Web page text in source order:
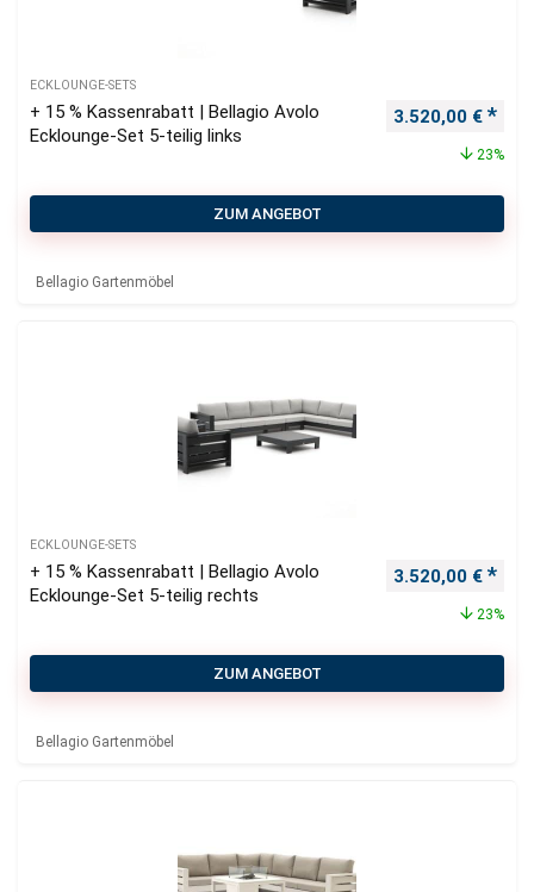
ECKLOUNGE-SETS
+ 15 % Kassenrabatt | Bellagio Avolo
Ecklounge-Set 5-teilig links
Ursprünglicher
3.520,00 €
23%
ZUM ANGEBOT
Bellagio Gartenmöbel
ECKLOUNGE-SETS
+ 15 % Kassenrabatt | Bellagio Avolo
Ecklounge-Set 5-teilig rechts
Ursprünglicher
3.520,00 €
23%
ZUM ANGEBOT
Bellagio Gartenmöbel